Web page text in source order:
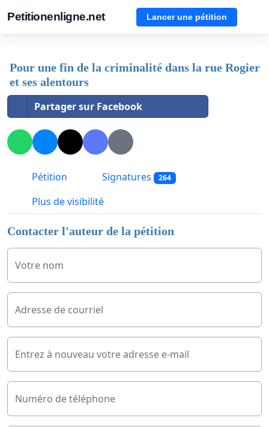
Petitionenligne.net Lancer une pétition
Pour une fin de la criminalité dans la rue Rogier
et ses alentours
Partager sur Facebook
Pétition Signatures 264
Plus de visibilité
Contacter l'auteur de la pétition
Votre nom
Adresse de courriel
Entrez à nouveau votre adresse e-mail
Numéro de téléphone